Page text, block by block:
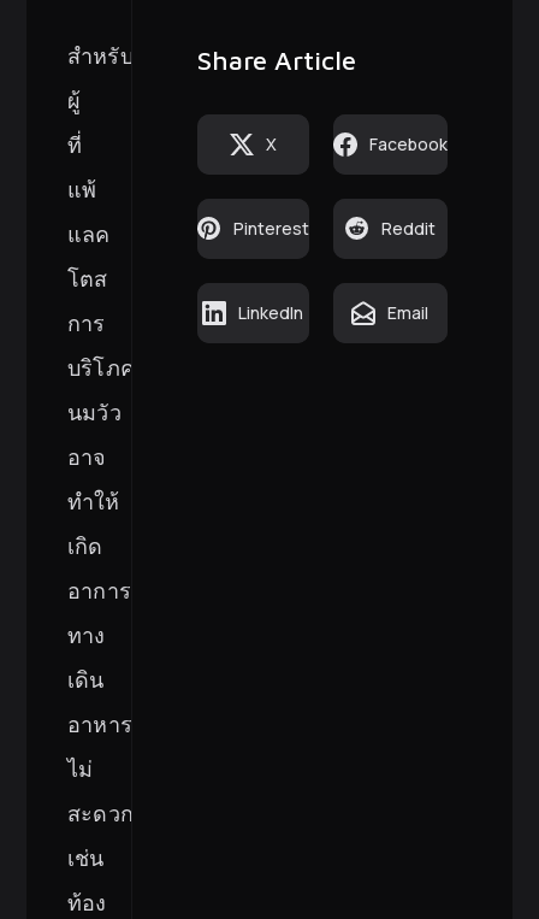
สำหรับ
ผู้
ที่
แพ้
แลค
โตส
การ
บริโภค
นมวัว
อาจ
ทำให้
เกิด
อาการ
ทาง
เดิน
อาหาร
ไม่
สะดวก
เช่น
ท้อง
Share Article
X Facebook
Pinterest Reddit
LinkedIn Email